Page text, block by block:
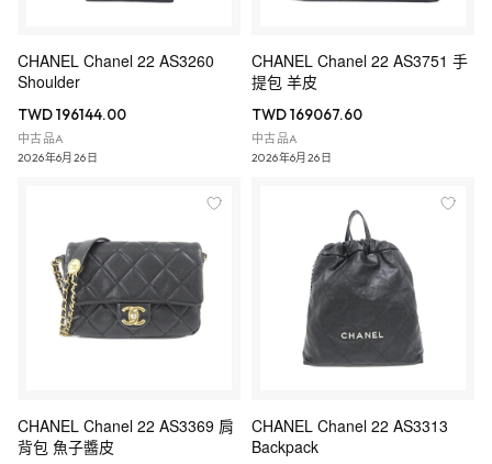
CHANEL Chanel 22 AS3260
Shoulder
TWD 196144.00
中古品A
2026年6月26日
CHANEL Chanel 22 AS3751 手
提包 羊皮
TWD 169067.60
中古品A
2026年6月26日
CHANEL Chanel 22 AS3369 肩
背包 魚子醬皮
CHANEL Chanel 22 AS3313
Backpack